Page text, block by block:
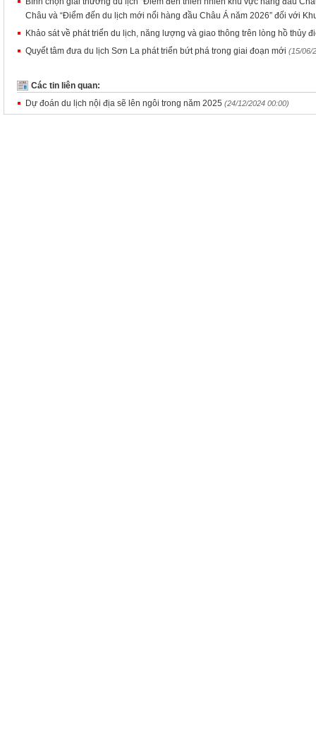
Châu và “Điểm đến du lịch mới nổi hàng đầu Châu Á năm 2026” đối với
Khảo sát về phát triển du lịch, năng lượng và giao thông trên lòng hồ thủy
Quyết tâm đưa du lịch Sơn La phát triển bứt phá trong giai đoạn mới (15/06/
Các tin liên quan:
Dự đoán du lịch nội địa sẽ lên ngôi trong năm 2025 (24/12/2024 00:00)